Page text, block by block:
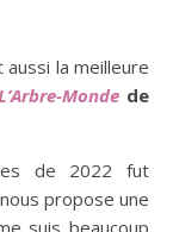
la meilleure
Monde de
de 2022 fut
propose une
suis beaucoup